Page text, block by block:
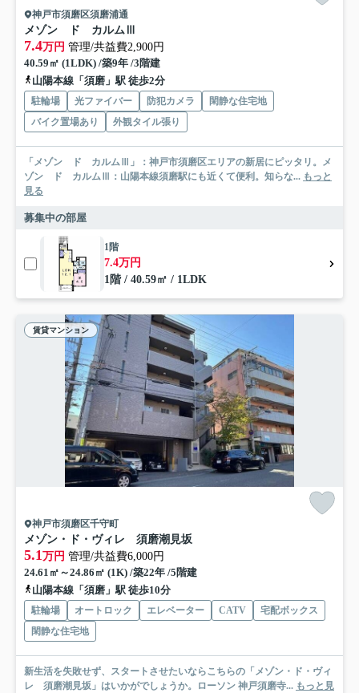
神戸市須磨区須磨浦通
メゾン ド カルムⅢ
7.4万円 管理/共益費2,900円
40.59㎡ (1LDK) /築9年 /3階建
山陽本線「須磨」駅 徒歩2分
駐輪場 光ファイバー 防犯カメラ
閑静な住宅地
バイク置場あり
外観タイル張り
「メゾン ド カルムⅢ」：神戸市須磨区エリアの新居にピッタリ。メ
ゾン ド カルムⅢ：山陽本線須磨駅にも近くて便利。知らな... もっと
見る
募集中の部屋
1階
7.4万円
1階 / 40.59㎡ / 1LDK
賃貸マンション
神戸市須磨区千守町
メゾン・ド・ヴィレ 須磨潮見坂
5.1 万円 管理/共益費6,000円
24.61㎡～24.86㎡ (1K) /築22年 /5階建
山陽本線「須磨」駅 徒歩10分
駐輪場 オートロック エレベーター CATV
宅配ボックス
閑静な住宅地
新生活を失敗せず、スタートさせたいならこちらの「メゾン・ド・ヴィ
レ 須磨潮見坂」はいかがでしょうか。ローソン 神戸須磨寺... もっと見